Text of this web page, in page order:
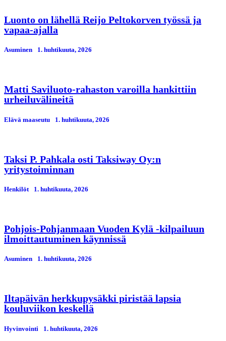
Luonto on lähellä Reijo Peltokorven työssä ja
vapaa-ajalla
Asuminen 1. huhtikuuta, 2026
Matti Saviluoto-rahaston varoilla hankittiin
urheiluvälineitä
Elävä maaseutu 1. huhtikuuta, 2026
Taksi P. Pahkala osti Taksiway Oy:n
yritystoiminnan
Henkilöt 1. huhtikuuta, 2026
Pohjois-Pohjanmaan Vuoden Kylä -kilpailuun
ilmoittautuminen käynnissä
Asuminen 1. huhtikuuta, 2026
Iltapäivän herkkupysäkki piristää lapsia
kouluviikon keskellä
Hyvinvointi 1. huhtikuuta, 2026